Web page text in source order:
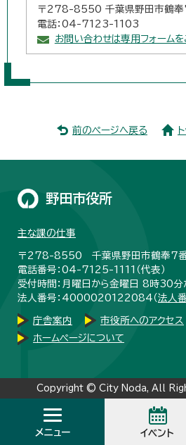
〒278-8550 千葉県野田市鶴奉
電話：04-7123-1103
お問い合わせは専用フォームを
前のページへ戻る
メニュー イベント
野田市役所
主な課の仕事
〒278-8550 千葉県野田市鶴奉7番
電話番号：04-7125-1111（代表）
受付時間：月曜日から金曜日 8時30分
法人番号：4000020122084（法人
庁舎案内 市役所へのアクセス
ホームページについて
Copyright © City Noda, All